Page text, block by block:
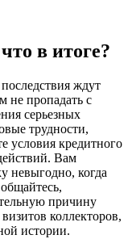
в итоге?
ждут
не пропадать с
серьезных
трудности,
условия кредитного
Вам
невыгодно, когда
причину
коллекторов,
истории.